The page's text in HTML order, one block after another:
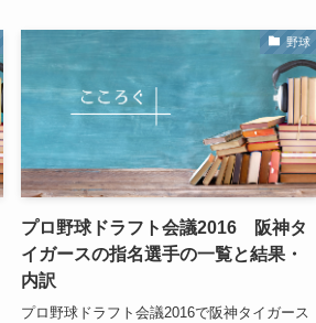
野球
プロ野球ドラフト会議2016 阪神タ
イガースの指名選手の一覧と結果・
内訳
プロ野球ドラフト会議2016で阪神タイガース